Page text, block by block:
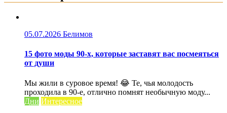
05.07.2026 Белимов
15 фото моды 90-х, которые заставят вас посмеяться
от души
Мы жили в суровое время! 😂 Те, чья молодость
проходила в 90-е, отлично помнят необычную моду...
Дни Интересное